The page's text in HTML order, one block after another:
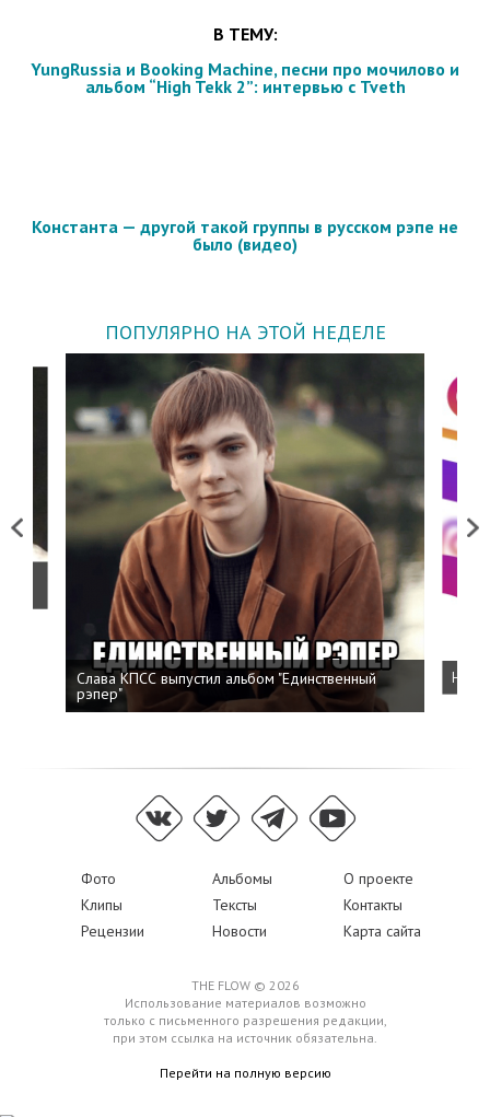
В ТЕМУ:
YungRussia и Booking Machine, песни про мочилово и
альбом “High Tekk 2”: интервью с Tveth
Константа — другой такой группы в русском рэпе не
было (видео)
ПОПУЛЯРНО НА ЭТОЙ НЕДЕЛЕ
Previous
Слава КПСС выпустил альбом "Единственный
рэпер"
Next
Фото Альбомы
О проекте
Клипы
Тексты
Контакты
Рецензии
Новости Карта сайта
THE FLOW © 2026
Использование материалов возможно
только с письменного разрешения редакции,
при этом ссылка на источник обязательна.
Перейти на полную версию